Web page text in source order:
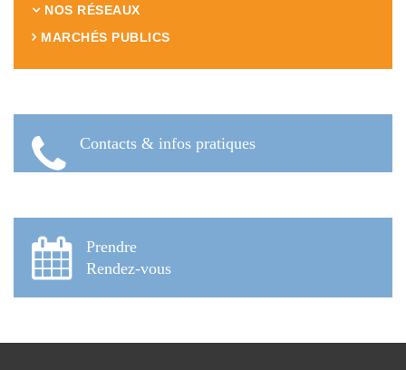
NOS RÉSEAUX
MARCHÉS PUBLICS
Contacts & infos pratiques
Prendre
Rendez-vous